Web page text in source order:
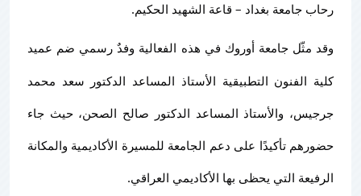
رحاب جامعة بغداد – قاعة الشهيد الحكيم.
وقد مثّل جامعة أوروك في هذه الفعالية وفدٌ رسمي ضم عميد
كلية الفنون التطبيقية الأستاذ المساعد الدكتور سعد محمد
جرجيس، والأستاذ المساعد الدكتور صالح الصحن، حيث جاء
حضورهم تأكيدًا على دعم الجامعة للمسيرة الأكاديمية والمكانة
الرفيعة التي يحظى بها الأكاديمي العراقي.